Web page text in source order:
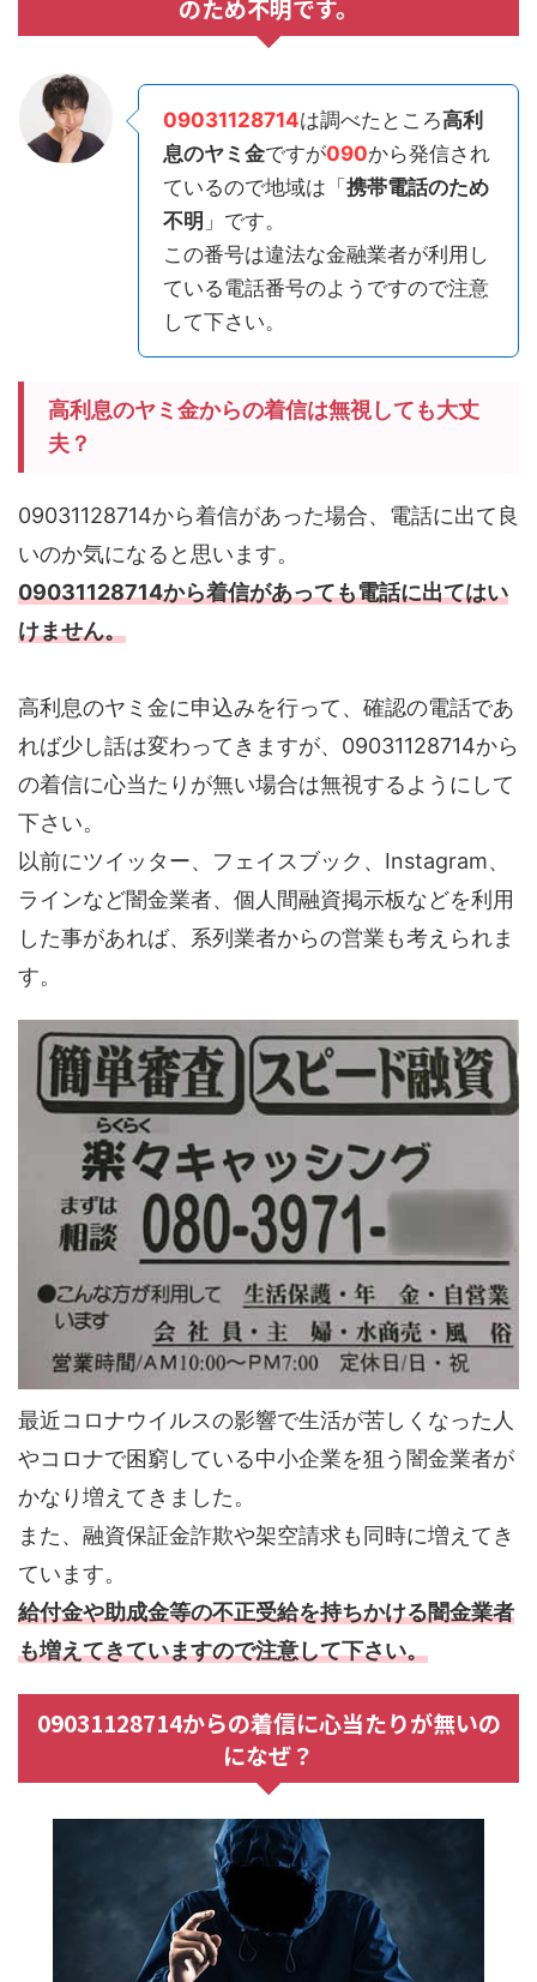
のため不明です。
09031128714は調べたところ高利
息のヤミ金ですが090から発信され
ているので地域は「 携帯電話のため
不明 」です。
この番号は違法な金融業者が利用し
ている電話番号のようですので注意
して下さい。
高利息のヤミ金からの着信は無視しても大丈
夫？
09031128714から着信があった場合、電話に出て良
いのか気になると思います。
09031128714から着信があっても電話に出てはい
けません。
高利息のヤミ金に申込みを行って、確認の電話であ
れば少し話は変わってきますが、09031128714から
の着信に心当たりが無い場合は無視するようにして
下さい。
以前にツイッター、フェイスブック、Instagram、
ラインなど闇金業者、個人間融資掲示板などを利用
した事があれば、系列業者からの営業も考えられま
す。
最近コロナウイルスの影響で生活が苦しくなった人
やコロナで困窮している中小企業を狙う闇金業者が
かなり増えてきました。
また、融資保証金詐欺や架空請求も同時に増えてき
ています。
給付金や助成金等の不正受給を持ちかける闇金業者
も増えてきていますので注意して下さい。
09031128714からの着信に心当たりが無いの
になぜ？